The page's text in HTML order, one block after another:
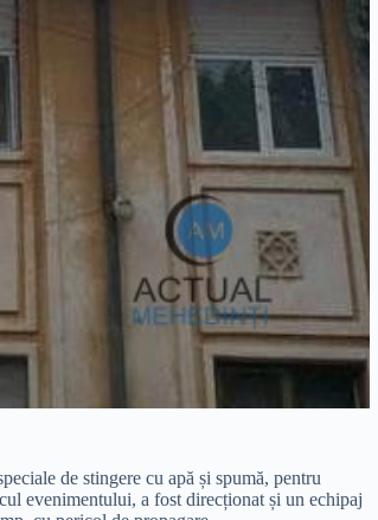
de stingere cu apă și spumă, pentru
evenimentului, a fost direcționat și un echipaj